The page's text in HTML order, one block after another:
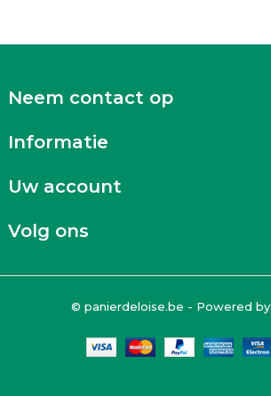
Neem contact op
Informatie
Uw account
Volg ons
© panierdeloise.be - Powered by